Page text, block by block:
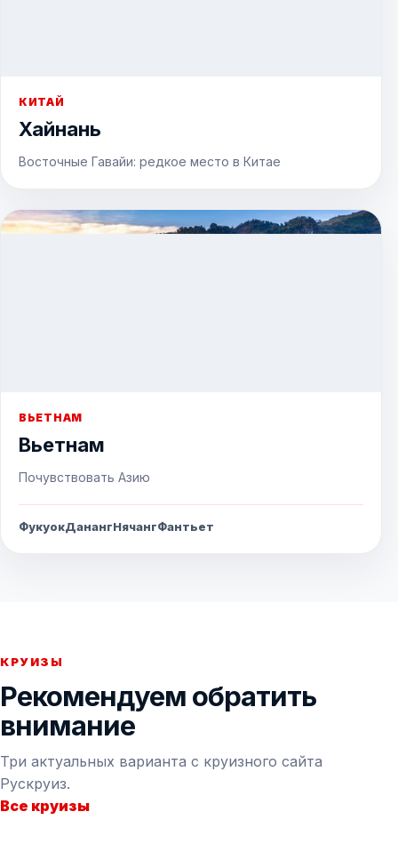
КИТАЙ
Хайнань
Восточные Гавайи: редкое место в Китае
ВЬЕТНАМ
Вьетнам
Почувствовать Азию
ФукуокДанангНячангФантьет
КРУИЗЫ
Рекомендуем обратить
внимание
Три актуальных варианта с круизного сайта
Рускруиз.
Все круизы